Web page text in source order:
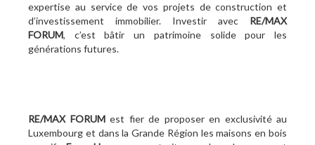
expertise au service de vos projets de construction et
d’investissement immobilier. Investir avec RE/MAX
FORUM, c’est bâtir un patrimoine solide pour les
générations futures.
RE/MAX FORUMest fier de proposer en exclusivité au
Luxembourg et dans la Grande Région les maisons en bois